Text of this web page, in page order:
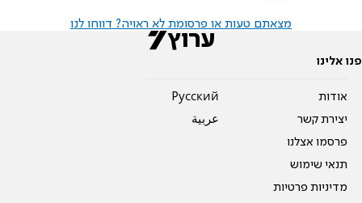
מצאתם טעות או פרסומת לא ראויה? דווחו לנו
פנו אלינו
אודות
יצירת קשר
פרסמו אצלנו
תנאי שימוש
מדיניות פרטיות
Pусский
عربية